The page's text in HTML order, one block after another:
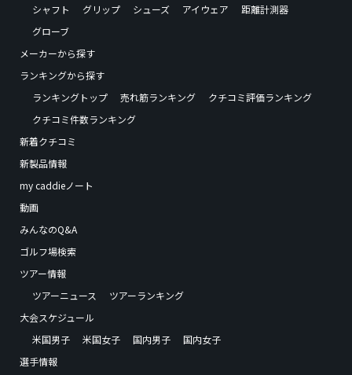
シャフト
グリップ シューズ アイウェア
距離計測器
グローブ
メーカーから探す
ランキングから探す
ランキングトップ
売れ筋ランキング
クチコミ評価ランキング
クチコミ件数ランキング
新着クチコミ
新製品情報
my caddieノート
動画
みんなのQ&A
ゴルフ場検索
ツアー情報
ツアーニュース
ツアーランキング
大会スケジュール
米国男子
米国女子 国内男子
国内女子
選手情報